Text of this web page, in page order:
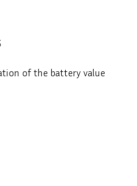
of the battery value